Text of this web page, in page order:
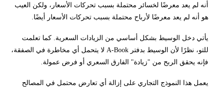
أنه لم يعد معرضًا لخسائر محتملة بسبب تحركات الأسعار، ولكن العيب
هو أنه لم يعد معرضًا لأرباح محتملة بسبب تحركات الأسعار أيضًا.
يأتي دخل الوسيط بشكل أساسي من الزيادات السعرية. كما تعلمت
للتو، نظرًا لأن الوسيط بدفتر A-Book لا يتحمل أي مخاطرة في الصفقة،
فإنه يحقق الربح من "زيادة" الفارق السعري أو فرض عمولة.
يعمل هذا النموذج التجاري على إزالة أي تعارض محتمل في المصالح